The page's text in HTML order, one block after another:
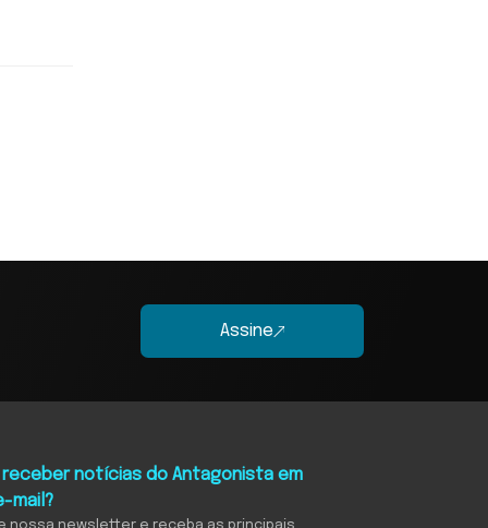
Assine
receber notícias do Antagonista em
mail?
nossa newsletter e receba as principais